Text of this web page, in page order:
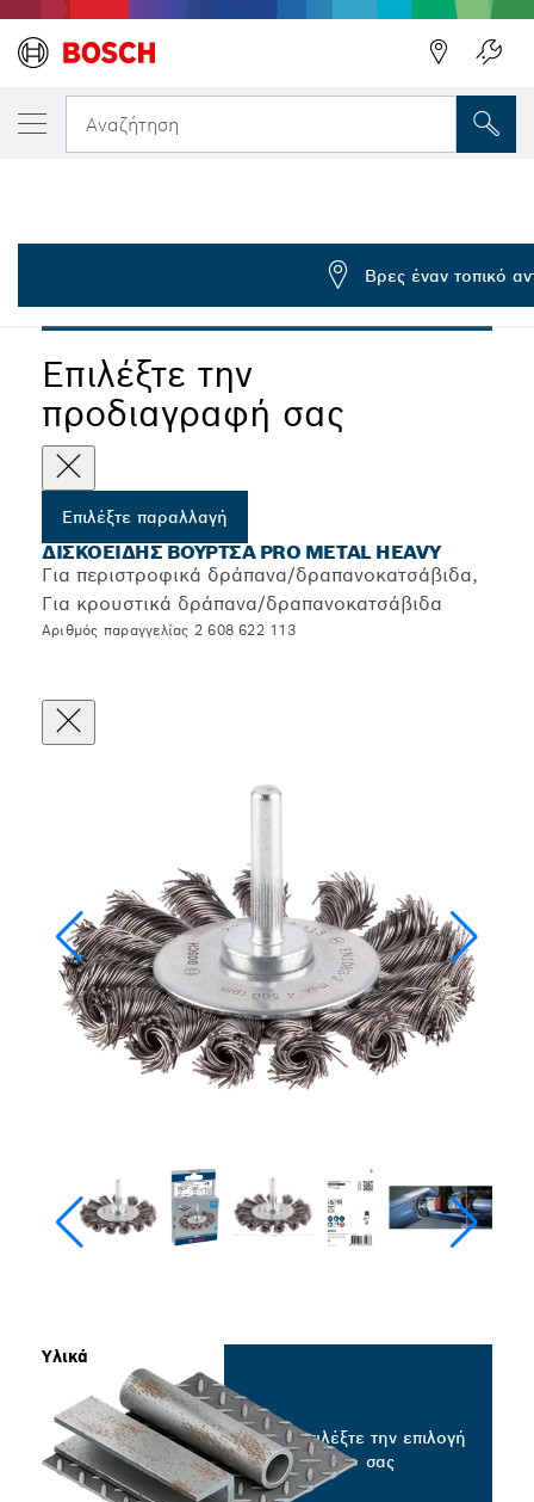
Αναζήτηση
PRO
Επιλέξτε την
προδιαγραφή σας
Επιλέξτε παραλλαγή
ΔΙΣΚΟΕΙΔΉΣ ΒΟΎΡΤΣΑ PRO METAL HEAVY
Για περιστροφικά δράπανα/δραπανοκατσάβιδα,
Για κρουστικά δράπανα/δραπανοκατσάβιδα
Αριθμός παραγγελίας 2 608 622 113
Υλικά
Επιλέξτε την επιλογή
σας
Η ΕΠΙΛΕΓΜΈΝΗ ΠΑΡΑΛΛΑΓΉ ΣΑΣ
Δισκοειδής βούρτσα PRO Metal heavy,
2 608 622 113
Βρες έναν τοπικό